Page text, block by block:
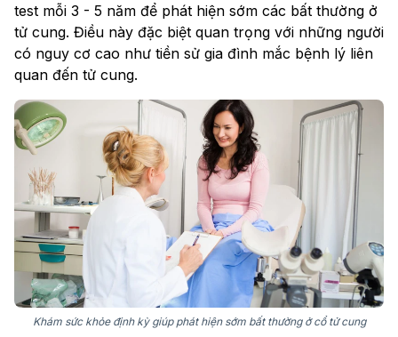
test mỗi 3 - 5 năm để phát hiện sớm các bất thường ở
tử cung. Điều này đặc biệt quan trọng với những người
có nguy cơ cao như tiền sử gia đình mắc bệnh lý liên
quan đến tử cung.
Khám sức khỏe định kỳ giúp phát hiện sớm bất thường ở cổ tử cung